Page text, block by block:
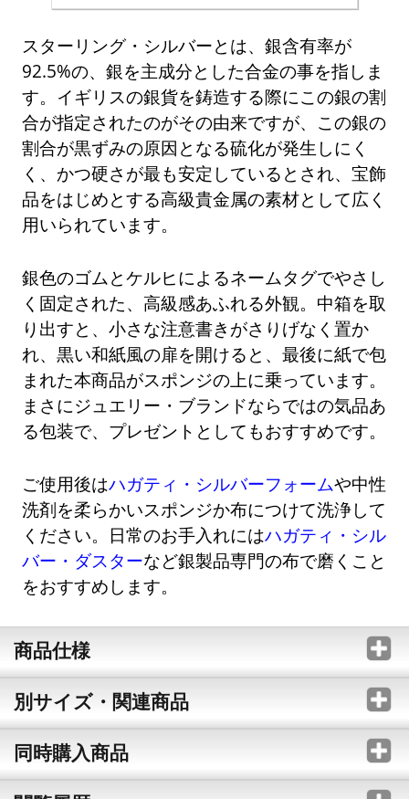
スターリング・シルバーとは、銀含有率が
92.5%の、銀を主成分とした合金の事を指しま
す。イギリスの銀貨を鋳造する際にこの銀の割
合が指定されたのがその由来ですが、この銀の
割合が黒ずみの原因となる硫化が発生しにく
く、かつ硬さが最も安定しているとされ、宝飾
品をはじめとする高級貴金属の素材として広く
用いられています。
銀色のゴムとケルヒによるネームタグでやさし
く固定された、高級感あふれる外観。中箱を取
り出すと、小さな注意書きがさりげなく置か
れ、黒い和紙風の扉を開けると、最後に紙で包
まれた本商品がスポンジの上に乗っています。
まさにジュエリー・ブランドならではの気品あ
る包装で、プレゼントとしてもおすすめです。
ご使用後はハガティ・シルバーフォームや中性
洗剤を柔らかいスポンジか布につけて洗浄して
ください。日常のお手入れにはハガティ・シル
バー・ダスターなど銀製品専門の布で磨くこと
をおすすめします。
商品仕様
別サイズ・関連商品
同時購入商品